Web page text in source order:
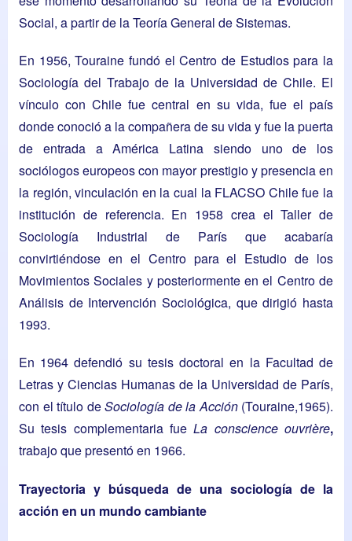
Social, a partir de la Teoría General de Sistemas.
En 1956, Touraine fundó el Centro de Estudios para la
Sociología del Trabajo de la Universidad de Chile. El
vínculo con Chile fue central en su vida, fue el país
donde conoció a la compañera de su vida y fue la puerta
de entrada a América Latina siendo uno de los
sociólogos europeos con mayor prestigio y presencia en
la región, vinculación en la cual la FLACSO Chile fue la
institución de referencia. En 1958 crea el Taller de
Sociología Industrial de París que acabaría
convirtiéndose en el Centro para el Estudio de los
Movimientos Sociales y posteriormente en el Centro de
Análisis de Intervención Sociológica, que dirigió hasta
1993.
En 1964 defendió su tesis doctoral en la Facultad de
Letras y Ciencias Humanas de la Universidad de París,
con el título deSociología de la Acción(Touraine,1965).
Su tesis complementaria fueLa conscience ouvrière,
trabajo que presentó en 1966.
Trayectoria y búsqueda de una sociología de la
acción en un mundo cambiante